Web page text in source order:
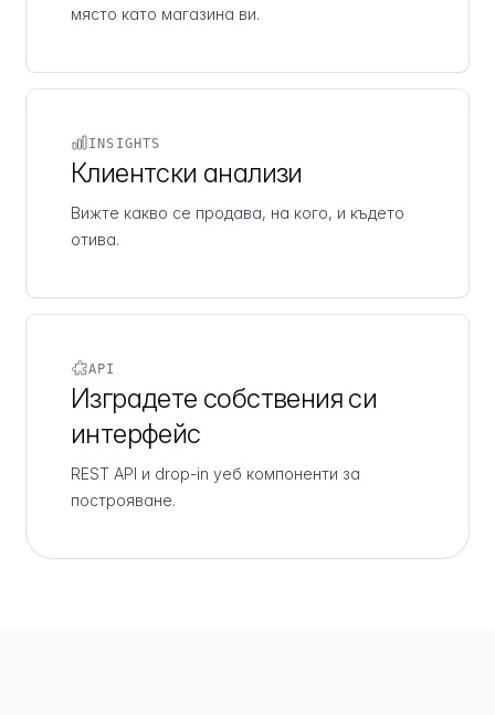
място като магазина ви.
INSIGHTS
Клиентски анализи
Вижте какво се продава, на кого, и където
отива.
API
Изградете собствения си
интерфейс
REST API и drop-in уеб компоненти за
построяване.